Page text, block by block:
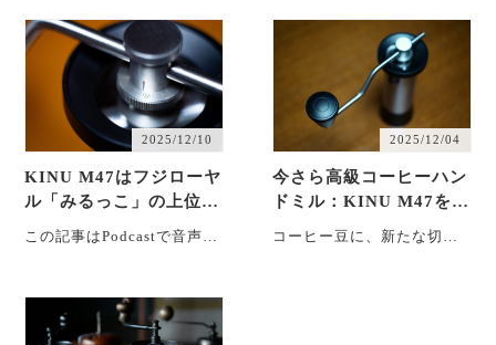
しかったり読み方・・・
しかったり読み方・・・
2025/12/10
KINU M47はフジローヤ
ル「みるっこ」の上位互
換だった！？ハンドグラ
この記事はPodcastで音声解
しかったり読み方・・・
2025/12/04
今さら高級コーヒーハン
ドミル：KINU M47を選
んだ理由とコマンダンテ
コーヒー豆に、新たな切り